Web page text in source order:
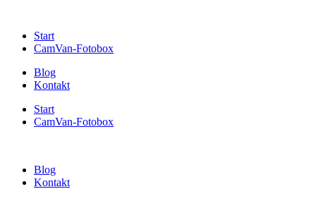
Start
CamVan-Fotobox
Blog
Kontakt
Start
CamVan-Fotobox
Blog
Kontakt